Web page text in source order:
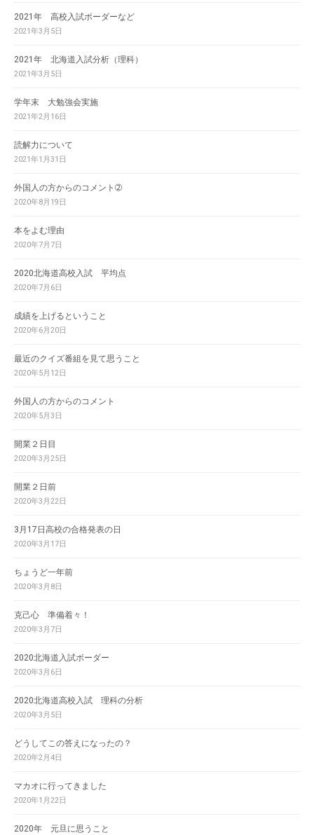
2021年 高校入試ボーダーなど
2021年3月5日
2021年 北海道入試分析（理科）
2021年3月5日
学年末 大勉強会実施
2021年2月16日
読解力について
2021年1月31日
外国人の方からのコメント➁
2020年8月19日
本をよむ理由
2020年7月7日
2020北海道高校入試 平均点
2020年7月6日
成績を上げるということ
2020年6月20日
最近のクイズ番組を見て思うこと
2020年5月12日
外国人の方からのコメント
2020年5月3日
開業２日目
2020年3月25日
開業２日前
2020年3月22日
3月17日高校の合格発表の日
2020年3月17日
ちょうど一年前
2020年3月8日
克己心 準備着々！
2020年3月7日
2020北海道入試ボーダー
2020年3月6日
2020北海道高校入試 理科の分析
2020年3月5日
どうしてこの答えになったの？
2020年2月4日
マカオに行ってきました
2020年1月22日
2020年 元旦に思うこと